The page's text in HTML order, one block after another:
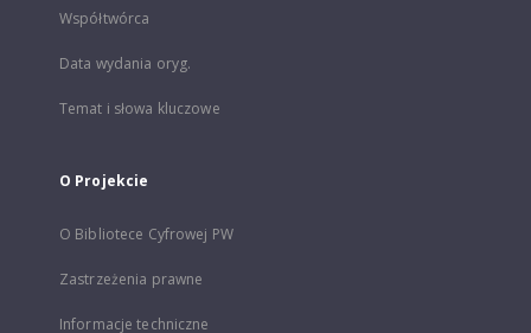
Współtwórca
Data wydania oryg.
Temat i słowa kluczowe
O Projekcie
O Bibliotece Cyfrowej PW
Zastrzeżenia prawne
Informacje techniczne